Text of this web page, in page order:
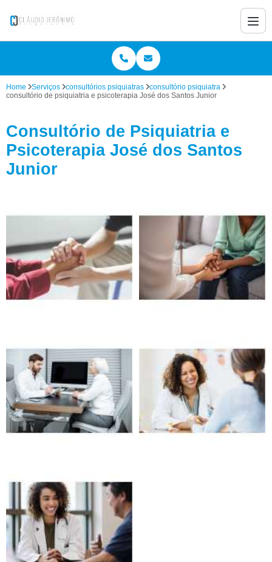
Home Serviços consultórios psiquiatras
consultório psiquiatra
consultório de psiquiatria e psicoterapia José dos Santos Junior
Consultório de Psiquiatria e
Psicoterapia José dos Santos
Junior